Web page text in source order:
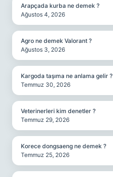
Arapçada kurba ne demek ?
Ağustos 4, 2026
Agro ne demek Valorant ?
Ağustos 3, 2026
Kargoda taşıma ne anlama gelir ?
Temmuz 30, 2026
Veterinerleri kim denetler ?
Temmuz 29, 2026
Korece dongsaeng ne demek ?
Temmuz 25, 2026